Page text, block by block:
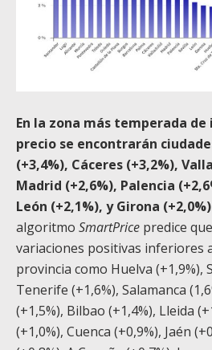
En la zona más temperada
precio se encontrarán
(+3,4%), Cáceres (+3,2%),
Madrid (+2,6%), Palencia
León (+2,1%), y Girona
algoritmo SmartPrice predice
variaciones positivas inferiores
provincia como Huelva (+1,9%),
Tenerife (+1,6%), Salamanca
(+1,5%), Bilbao (+1,4%), Lleida
(+1,0%), Cuenca (+0,9%), Jaén